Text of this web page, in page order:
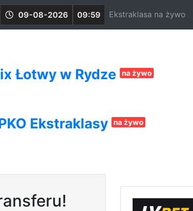
09-08-2026 09:59 Ekstraklasa na żywo
Łotwy w Rydze na żywo
Ekstraklasy na żywo